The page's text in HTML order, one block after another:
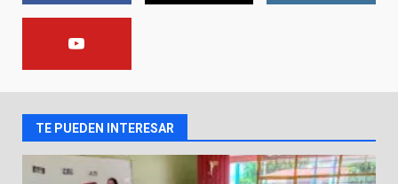
1
8 de agosto de 2026
2
7 de agosto de 2026
TE PUEDEN INTERESAR